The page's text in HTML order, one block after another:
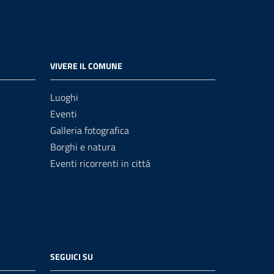
VIVERE IL COMUNE
Luoghi
Eventi
Galleria fotografica
Borghi e natura
Eventi ricorrenti in città
SEGUICI SU